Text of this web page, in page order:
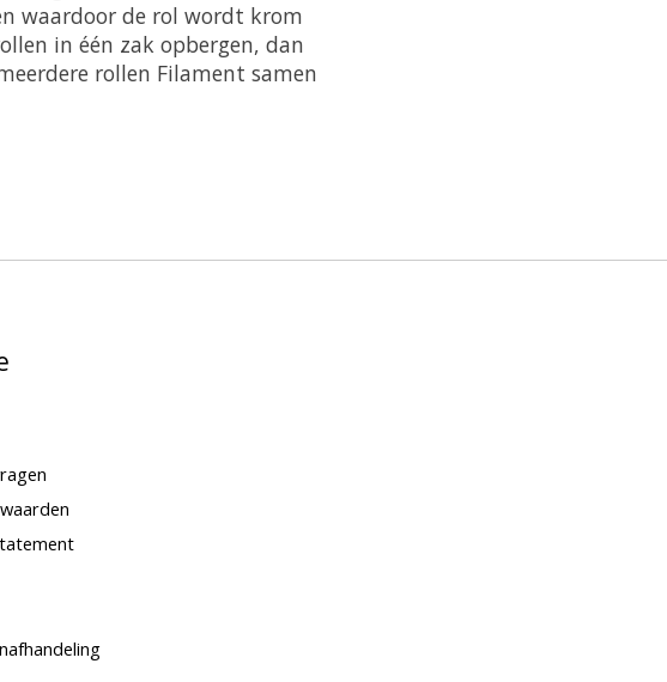
waardoor de rol wordt krom
in één zak opbergen, dan
rollen Filament samen